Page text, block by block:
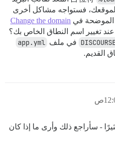
لموقعك، فستواجه مشاكل أخرى
الموضحة في Change the domain
عند تغيير اسم النطاق الخاص بك؟
في ملف app.yml
القديم.
- سأراجع ذلك وأرى ما إذا كان